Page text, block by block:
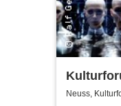
Neuss,